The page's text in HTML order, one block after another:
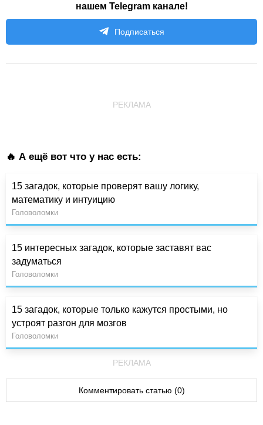
нашем Telegram канале!
Подписаться
РЕКЛАМА
🔥 А ещё вот что у нас есть:
15 загадок, которые проверят вашу логику,
математику и интуицию
Головоломки
15 интересных загадок, которые заставят вас
задуматься
Головоломки
15 загадок, которые только кажутся простыми, но
устроят разгон для мозгов
Головоломки
РЕКЛАМА
Комментировать статью (0)